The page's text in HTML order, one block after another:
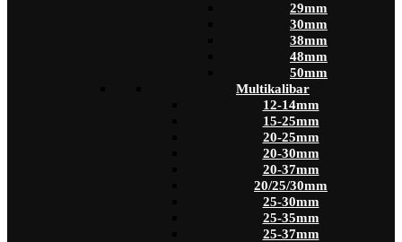
29mm
30mm
38mm
48mm
50mm
Multikalibar
12-14mm
15-25mm
20-25mm
20-30mm
20-37mm
20/25/30mm
25-30mm
25-35mm
25-37mm